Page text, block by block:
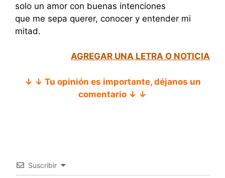
solo un amor con buenas intenciones
que me sepa querer, conocer y entender mi
mitad.
AGREGAR UNA LETRA O NOTICIA
↓ ↓ Tu opinión es importante, déjanos un
comentario ↓ ↓
Suscribir